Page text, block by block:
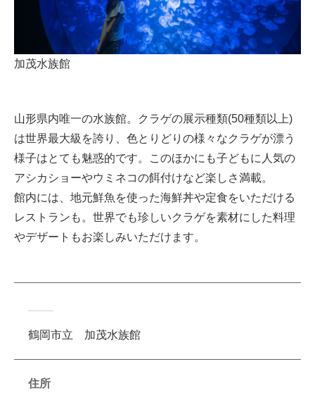
加茂水族館
山形県内唯一の水族館。クラゲの展示種類(50種類以上)
は世界最大級を誇り、色とりどりの様々なクラゲが漂う
様子はとても魅惑的です。このほかにも子どもに人気の
アシカショーやウミネコの餌付けなど楽しさ満載。
館内には、地元鮮魚を使った海鮮丼や定食をいただける
レストランも。世界でも珍しいクラゲを素材にした料理
やデザートもお楽しみいただけます。
鶴岡市立 加茂水族館
住所